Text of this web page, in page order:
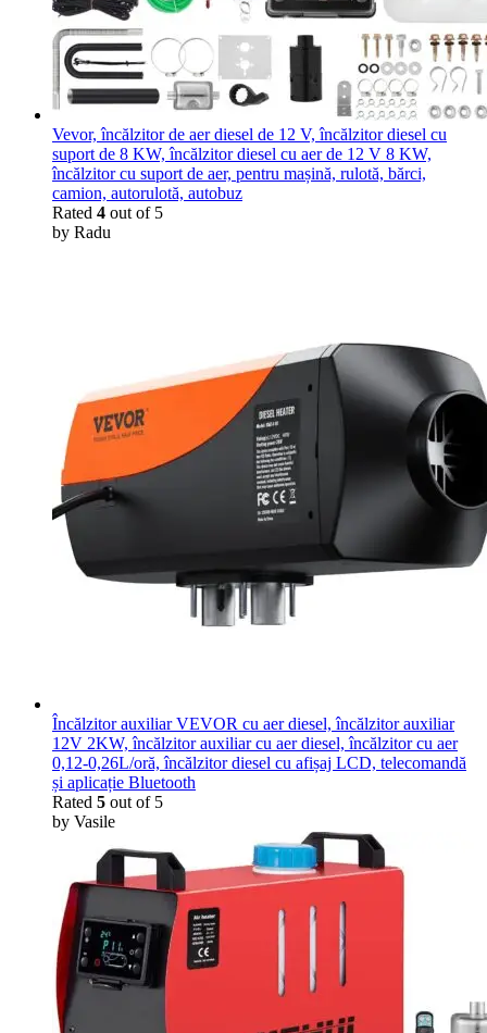
Vevor, încălzitor de aer diesel de 12 V, încălzitor diesel cu
suport de 8 KW, încălzitor diesel cu aer de 12 V 8 KW,
încălzitor cu suport de aer, pentru mașină, rulotă, bărci,
camion, autorulotă, autobuz
Rated 4 out of 5
by Radu
Încălzitor auxiliar VEVOR cu aer diesel, încălzitor auxiliar
12V 2KW, încălzitor auxiliar cu aer diesel, încălzitor cu aer
0,12-0,26L/oră, încălzitor diesel cu afișaj LCD, telecomandă
și aplicație Bluetooth
Rated 5 out of 5
by Vasile